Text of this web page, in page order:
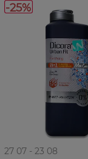
-25%
27 07 - 23 08